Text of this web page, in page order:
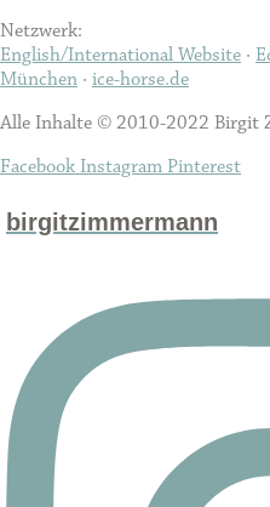
Netzwerk:
English/International Website ·
München · ice-horse.de
Alle Inhalte © 2010-2022 Birgit
Facebook Instagram Pinterest
birgitzimmermann